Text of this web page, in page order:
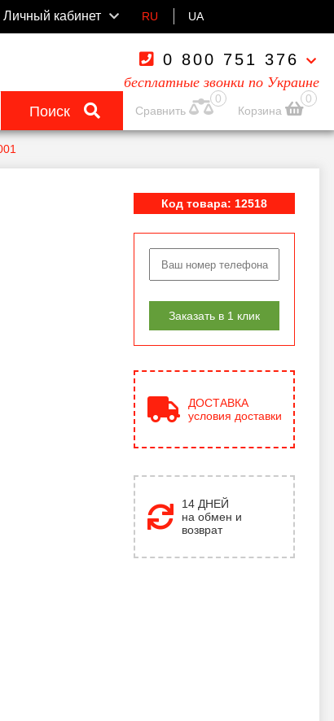
Личный кабинет RU UA
0 800 751 376
бесплатные звонки по Украине
Поиск
0
Сравнить
0
Корзина
Код товара: 12518
Заказать в 1 клик
ДОСТАВКА
условия доставки
14 ДНЕЙ
на обмен и
возврат